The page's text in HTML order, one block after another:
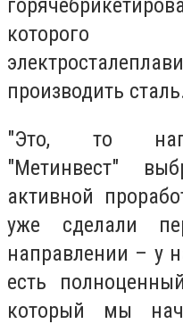
производить
"Это, то
"Метинвест"
активной
уже сделали
направлении – у
есть
который мы